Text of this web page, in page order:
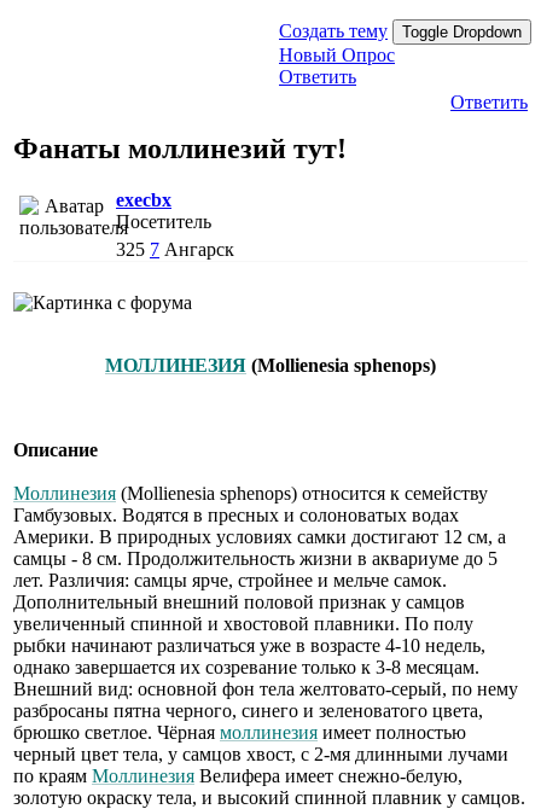
Создать тему Toggle Dropdown
Новый Опрос
Ответить
Ответить
Фанаты моллинезий тут!
execbx
Посетитель
325 7 Ангарск
МОЛЛИНЕЗИЯ (Mollienesia sphenops)
Описание
Моллинезия (Mollienesia sphenops) относится к семейству
Гамбузовых. Водятся в пресных и солоноватых водах
Америки. В природных условиях самки достигают 12 см, а
самцы - 8 см. Продолжительность жизни в аквариуме до 5
лет. Различия: самцы ярче, стройнее и мельче самок.
Дополнительный внешний половой признак у самцов
увеличенный спинной и хвостовой плавники. По полу
рыбки начинают различаться уже в возрасте 4-10 недель,
однако завершается их созревание только к 3-8 месяцам.
Внешний вид: основной фон тела желтовато-серый, по нему
разбросаны пятна черного, синего и зеленоватого цвета,
брюшко светлое. Чёрная моллинезия имеет полностью
черный цвет тела, у самцов хвост, с 2-мя длинными лучами
по краям Моллинезия Велифера имеет снежно-белую,
золотую окраску тела, и высокий спинной плавник у самцов.